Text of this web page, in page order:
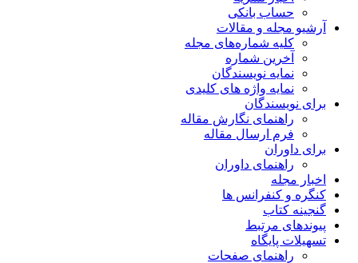
حساب بانکی
آرشیو مجله و مقالات
کلیه شماره‌های مجله
آخرین شماره
نمایه نویسندگان
نمایه واژه های کلیدی
برای نویسندگان
راهنمای نگارش مقاله
فرم ارسال مقاله
برای داوران
راهنمای داوران
اخبار مجله
کنگره و کنفرانس ها
گنجینه کتاب
پیوندهای مرتبط
تسهیلات پایگاه
راهنمای صفحات